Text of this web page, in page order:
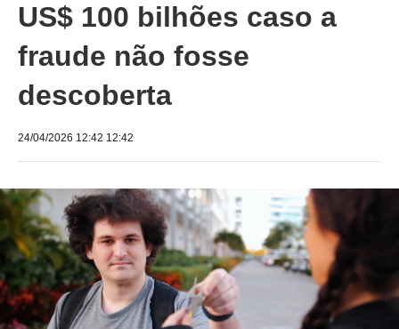
US$ 100 bilhões caso a
fraude não fosse
descoberta
24/04/2026 12:42 12:42